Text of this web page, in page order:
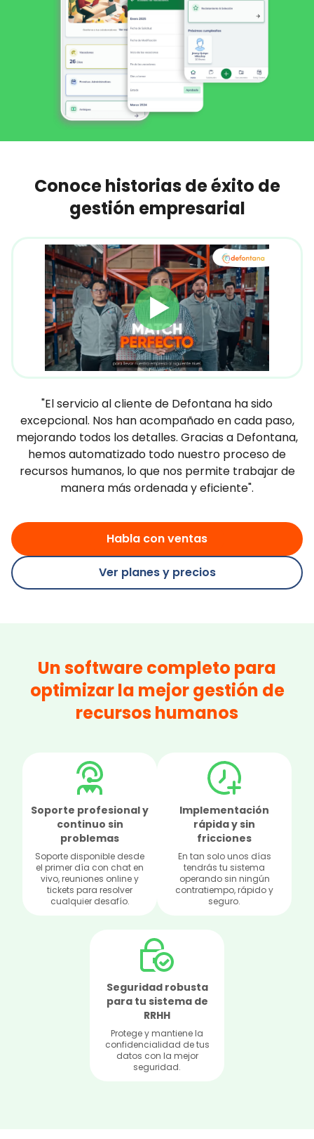
Conoce historias de éxito de
gestión empresarial
"El servicio al cliente de Defontana ha sido
excepcional. Nos han acompañado en cada paso,
mejorando todos los detalles. Gracias a Defontana,
hemos automatizado todo nuestro proceso de
recursos humanos, lo que nos permite trabajar de
manera más ordenada y eficiente".
Habla con ventas
Ver planes y precios
Un software completo para
optimizar la mejor gestión de
recursos humanos
Soporte profesional y
continuo sin
problemas
Soporte disponible desde
el primer día con chat en
vivo, reuniones online y
tickets para resolver
cualquier desafío.
Implementación
rápida y sin
fricciones
En tan solo unos días
tendrás tu sistema
operando sin ningún
contratiempo, rápido y
seguro.
Seguridad robusta
para tu sistema de
RRHH
Protege y mantiene la
confidencialidad de tus
datos con la mejor
seguridad.